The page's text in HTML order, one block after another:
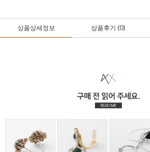
상품상세정보 상품후기 (0)